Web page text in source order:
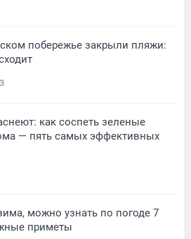
побережье закрыли пляжи:
как соспеть зеленые
— пять самых эффективных
можно узнать по погоде 7
приметы